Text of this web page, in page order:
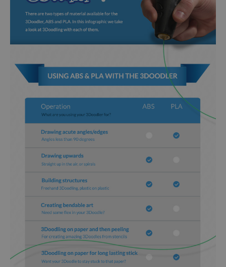
Personnalisable
T-shirt personnalisé avec
votre dessin devant et
plus de 2.200
Personnalisable
nom
plus de
6.000
exemplaires
24,99 CHF
Personnalisable
boisson et texte